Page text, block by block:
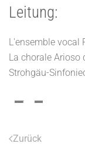
Leitung:
L'ensemble vocal
La chorale Arioso
Strohgäu-
Zurück